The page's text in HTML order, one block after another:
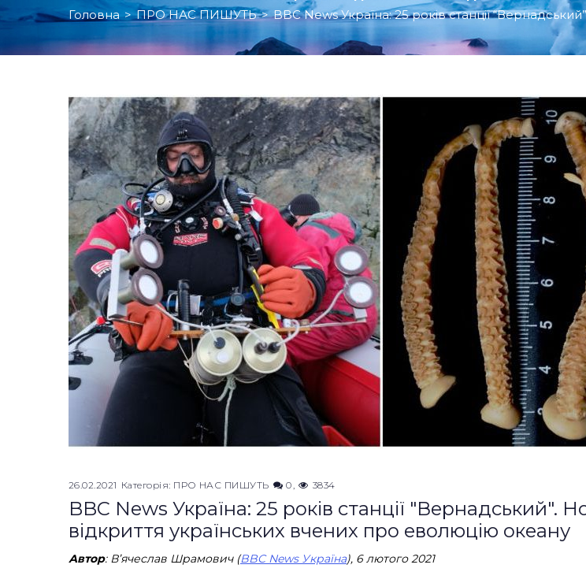
Головна > ПРО НАС ПИШУТЬ > BBC News Україна: 25 років станції
26.02.2021 Категорія: ПРО НАС ПИШУТЬ 0 3834
BBC News Україна: 25 років станції "Вернадський".
відкриття українських вчених про еволюцію океану
Автор: В’ячеслав Шрамович (BBC News Україна), 6 лютого 2021